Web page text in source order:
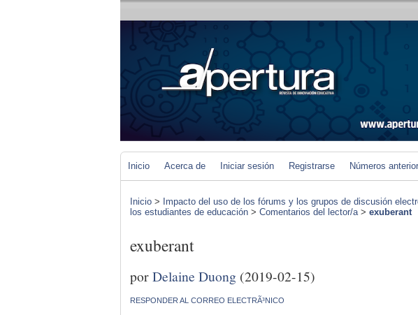
Inicio Acerca de Iniciar sesión Registrarse Números
Inicio > Impacto del uso de los fórums y los grupos de discusión
los estudiantes de educación > Comentarios del lector/a> exuberant
exuberant
porDelaine Duong (2019-02-15)
RESPONDER AL CORREO ELECTRÃ³NICO